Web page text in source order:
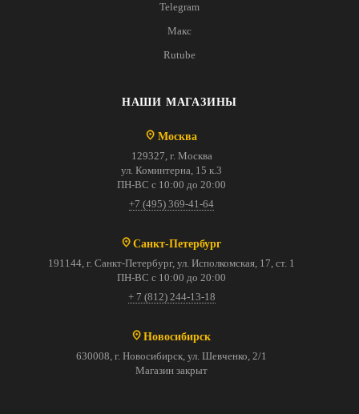
Telegram
Макс
Rutube
НАШИ МАГАЗИНЫ
Москва
129327, г. Москва
ул. Коминтерна, 15 к.3
ПН-ВС с 10:00 до 20:00
+7 (495) 369-41-64
Санкт-Петербург
191144, г. Санкт-Петербург, ул. Исполкомская, 17, ст. 1
ПН-ВС с 10:00 до 20:00
+ 7 (812) 244-13-18
Новосибирск
630008, г. Новосибирск, ул. Шевченко, 2/1
Магазин закрыт